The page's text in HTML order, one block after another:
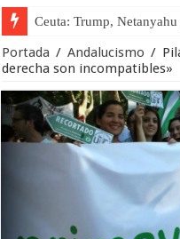
La masificación turística
Portada / Andalucismo /
derecha son incompatibles»